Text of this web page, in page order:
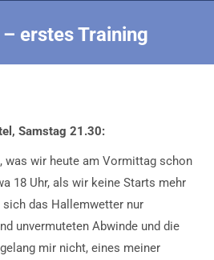
erstes Training
Samstag 21.30:
was wir heute am Vormittag schon
18 Uhr, als wir keine Starts mehr
sich das Hallemwetter nur
unvermuteten Abwinde und die
mir nicht, eines meiner